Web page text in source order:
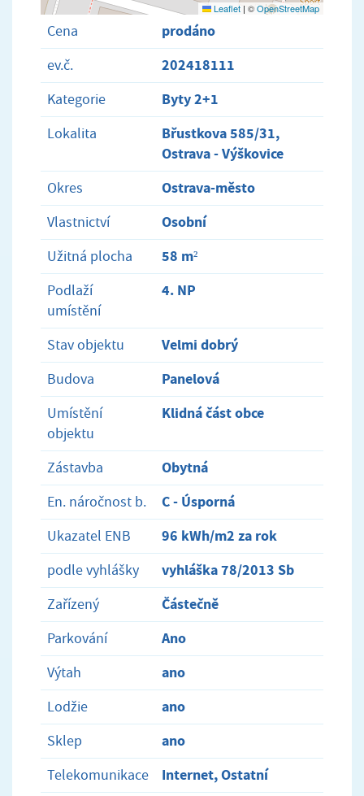
Leaflet | ©OpenStreetMap
Cena prodáno
ev.č. 202418111
Kategorie Byty 2+1
Lokalita
Břustkova 585/31,
Ostrava - Výškovice
Okres Ostrava-město
Vlastnictví Osobní
Užitná plocha 58 m²
Podlaží
umístění
4. NP
Stav objektu Velmi dobrý
Budova Panelová
Umístění
objektu
Klidná část obce
Zástavba Obytná
En. náročnost b. C - Úsporná
Ukazatel ENB 96 kWh/m2 za rok
podle vyhlášky vyhláška 78/2013 Sb
Zařízený Částečně
Parkování Ano
Výtah ano
Lodžie ano
Sklep ano
Telekomunikace Internet, Ostatní